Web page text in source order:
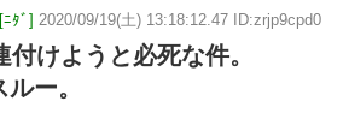
ﾀﾞ] 2020/09/19(土) 13:18:12.47 ID:zrjp9cpd0
けようと必死な件。
ー。